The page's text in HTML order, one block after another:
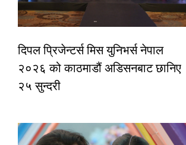
दिपल प्रिजेन्टर्स मिस युनिभर्स नेपाल
२०२६ को काठमाडौं अडिसनबाट छानिए
२५ सुन्दरी